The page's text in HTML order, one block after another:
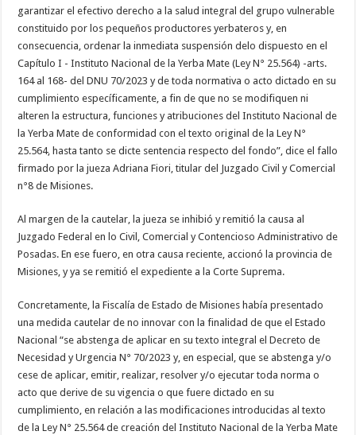
garantizar el efectivo derecho a la salud integral del grupo vulnerable
constituido por los pequeños productores yerbateros y, en
consecuencia, ordenar la inmediata suspensión delo dispuesto en el
Capítulo I - Instituto Nacional de la Yerba Mate (Ley N° 25.564) -arts.
164 al 168- del DNU 70/2023 y de toda normativa o acto dictado en su
cumplimiento específicamente, a fin de que no se modifiquen ni
alteren la estructura, funciones y atribuciones del Instituto Nacional de
la Yerba Mate de conformidad con el texto original de la Ley N°
25.564, hasta tanto se dicte sentencia respecto del fondo”, dice el fallo
firmado por la jueza Adriana Fiori, titular del Juzgado Civil y Comercial
n°8 de Misiones.
Al margen de la cautelar, la jueza se inhibió y remitió la causa al
Juzgado Federal en lo Civil, Comercial y Contencioso Administrativo de
Posadas. En ese fuero, en otra causa reciente, accionó la provincia de
Misiones, y ya se remitió el expediente a la Corte Suprema.
Concretamente, la Fiscalía de Estado de Misiones había presentado
una medida cautelar de no innovar con la finalidad de que el Estado
Nacional “se abstenga de aplicar en su texto integral el Decreto de
Necesidad y Urgencia N° 70/2023 y, en especial, que se abstenga y/o
cese de aplicar, emitir, realizar, resolver y/o ejecutar toda norma o
acto que derive de su vigencia o que fuere dictado en su
cumplimiento, en relación a las modificaciones introducidas al texto
de la Ley N° 25.564 de creación del Instituto Nacional de la Yerba Mate